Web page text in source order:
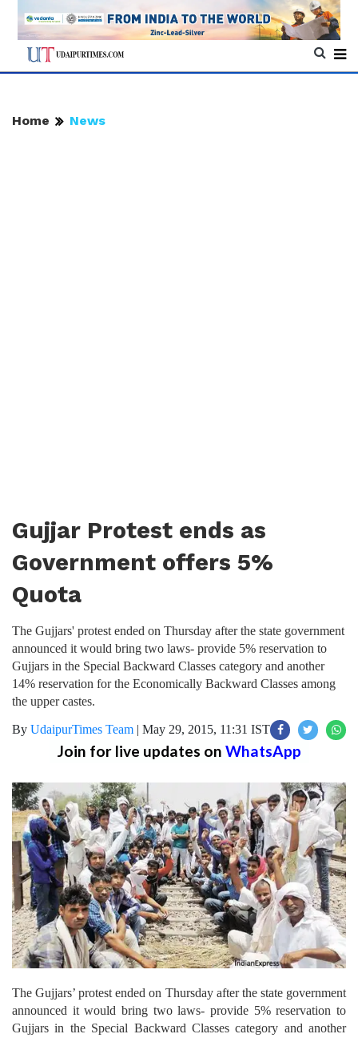
Home News
Gujjar Protest ends as
Government offers 5%
Quota
The Gujjars' protest ended on Thursday after the state government
announced it would bring two laws- provide 5% reservation to
Gujjars in the Special Backward Classes category and another
14% reservation for the Economically Backward Classes among
the upper castes.
By UdaipurTimes Team | May 29, 2015, 11:31 IST
Join for live updates on WhatsApp
The Gujjars’ protest ended on Thursday after the state government
announced it would bring two laws- provide 5% reservation to
Gujjars in the Special Backward Classes category and another